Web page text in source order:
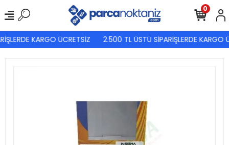
KARGO ÜCRETSİZ 2.500 TL ÜSTÜ SİPARİŞLERDE KARGO
0